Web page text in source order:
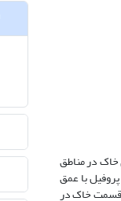
در مناطق
خشک و نیمه‏خشک با استفاده از روش‏های آزمایشگاهی و تکنیک‏ سیستم اطلاعات جغرافیایی است. در این تحقیق سعی شده است در منطقۀ حوض سلطان قم با حفر ۸ پروفیل با عمق
هر قسمت خاک در